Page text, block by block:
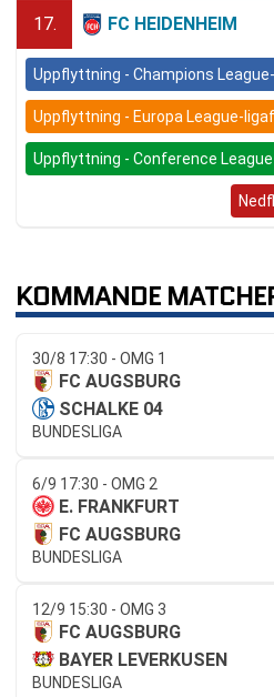
17. FC HEIDENHEIM
Uppflyttning - Champions
Uppflyttning - Europa League-
Uppflyttning - Conference
KOMMANDE
30/8 17:30 - OMG 1
FC AUGSBURG
SCHALKE 04
BUNDESLIGA
6/9 17:30 - OMG 2
E. FRANKFURT
FC AUGSBURG
BUNDESLIGA
12/9 15:30 - OMG 3
FC AUGSBURG
BAYER LEVERKUSEN
BUNDESLIGA